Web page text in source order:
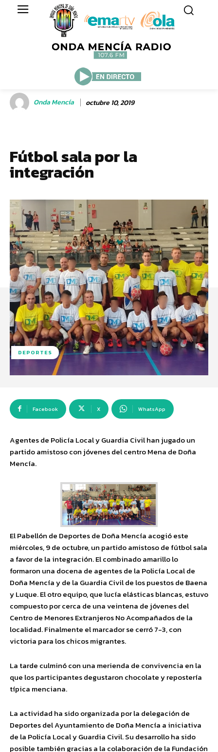
Onda Mencía octubre 10, 2019
Fútbol sala por la
integración
DEPORTES
Facebook X WhatsApp
Agentes de Policía Local y Guardia Civil han jugado un
partido amistoso con jóvenes del centro Mena de Doña
Mencía.
El Pabellón de Deportes de Doña Mencía acogió este
miércoles, 9 de octubre, un partido amistoso de fútbol sala
a favor de la integración. El combinado amarillo lo
formaron una docena de agentes de la Policía Local de
Doña Mencía y de la Guardia Civil de los puestos de Baena
y Luque. El otro equipo, que lucía elásticas blancas, estuvo
compuesto por cerca de una veintena de jóvenes del
Centro de Menores Extranjeros No Acompañados de la
localidad. Finalmente el marcador se cerró 7-3, con
victoria para los chicos migrantes.
La tarde culminó con una merienda de convivencia en la
que los participantes degustaron chocolate y repostería
típica menciana.
La actividad ha sido organizada por la delegación de
Deportes del Ayuntamiento de Doña Mencía a iniciativa
de la Policía Local y Guardia Civil. Su desarrollo ha sido
posible también gracias a la colaboración de la Fundación